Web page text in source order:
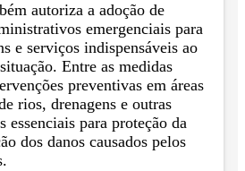
autoriza a adoção de
emergenciais para
e serviços indispensáveis ao
Entre as medidas
preventivas em áreas
rios, drenagens e outras
essenciais para proteção da
dos danos causados pelos